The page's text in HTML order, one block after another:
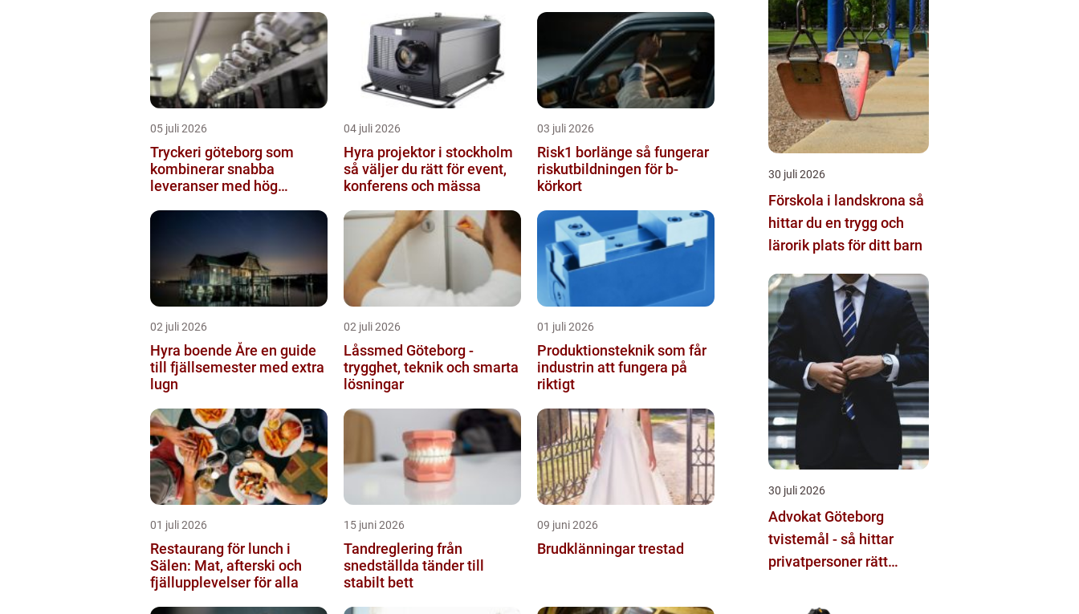
05 juli 2026
Tryckeri göteborg som
kombinerar snabba
leveranser med hög
04 juli 2026
Hyra projektor i stockholm
så väljer du rätt för event,
konferens och mässa
03 juli 2026
Risk1 borlänge så fungerar
riskutbildningen för b-
körkort
02 juli 2026
Hyra boende Åre en guide
till fjällsemester med extra
lugn
02 juli 2026
Låssmed Göteborg -
trygghet, teknik och smarta
lösningar
01 juli 2026
Produktionsteknik som får
industrin att fungera på
riktigt
01 juli 2026
Restaurang för lunch i
Sälen: Mat, afterski och
fjällupplevelser för alla
15 juni 2026
Tandreglering från
snedställda tänder till
stabilt bett
09 juni 2026
Brudklänningar trestad
30 juli 2026
Förskola i landskrona så
hittar du en trygg och
lärorik plats för ditt barn
30 juli 2026
Advokat Göteborg
tvistemål - så hittar
privatpersoner rätt